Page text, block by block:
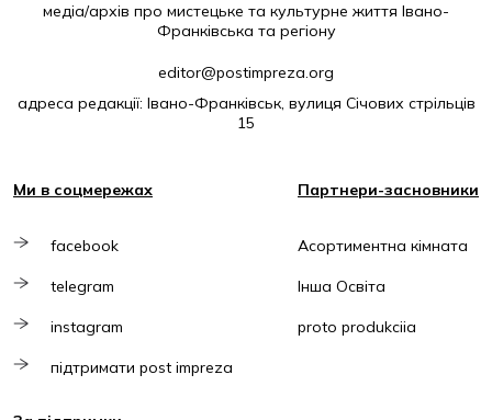
медіа/архів про мистецьке та культурне життя Івано-
Франківська та регіону
editor@postimpreza.org
адреса редакції: Івано-Франківськ, вулиця Січових стрільців
15
Ми в соцмережах
facebook
telegram
instagram
підтримати post impreza
Партнери-засновники
Асортиментна кімната
Інша Освіта
proto produkciia